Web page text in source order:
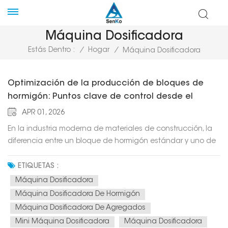
Máquina Dosificadora
Estás Dentro : / Hogar / Máquina Dosificadora
Optimización de la producción de bloques de
hormigón: Puntos clave de control desde el
diseño de la mezcla hasta el curado.
APR 01, 2026
En la industria moderna de materiales de construcción, la
diferencia entre un bloque de hormigón estándar y uno de
primas, sino en la precisión del proceso de producción.
Como proveedor de servicios especializado para líneas de
producción de bloquesQuanzhou Senko Intelligent
Equipment Manufacturing Co., Ltd. entiende que la
verdadera optimización requiere un enfoque integral:
ETIQUETAS :
Máquina Dosificadora
Máquina Dosificadora De Hormigón
Máquina Dosificadora De Agregados
Mini Máquina Dosificadora
Máquina Dosificadora